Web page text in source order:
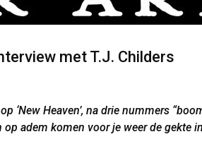
met T.J. Childers
‘New Heaven’, na drie nummers
adem komen voor je weer de gekte